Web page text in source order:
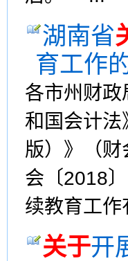
湖南省
育工作
各市州财
和国会计
版）》（
会〔2018
续教育工作
关于开